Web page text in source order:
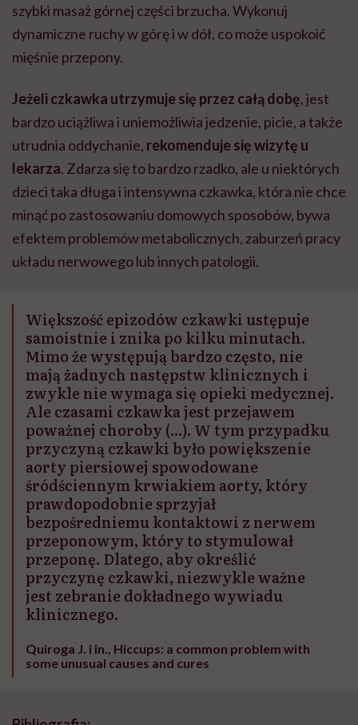
szybki masaż górnej części brzucha. Wykonuj
dynamiczne ruchy w górę i w dół, co może uspokoić
mięśnie przepony.
Jeżeli czkawka utrzymuje się przez całą dobę, jest
bardzo uciążliwa i uniemożliwia jedzenie, picie, a także
utrudnia oddychanie, rekomenduje się wizytę u
lekarza. Zdarza się to bardzo rzadko, ale u niektórych
dzieci taka długa i intensywna czkawka, która nie chce
minąć po zastosowaniu domowych sposobów, bywa
efektem problemów metabolicznych, zaburzeń pracy
układu nerwowego lub innych patologii.
Większość epizodów czkawki ustępuje
samoistnie i znika po kilku minutach.
Mimo że występują bardzo często, nie
mają żadnych następstw klinicznych i
zwykle nie wymaga się opieki medycznej.
Ale czasami czkawka jest przejawem
poważnej choroby (...). W tym przypadku
przyczyną czkawki było powiększenie
aorty piersiowej spowodowane
śródściennym krwiakiem aorty, który
prawdopodobnie sprzyjał
bezpośredniemu kontaktowi z nerwem
przeponowym, który to stymulował
przeponę. Dlatego, aby określić
przyczynę czkawki, niezwykle ważne
jest zebranie dokładnego wywiadu
klinicznego.
Quiroga J. i in., Hiccups: a common problem with
some unusual causes and cures